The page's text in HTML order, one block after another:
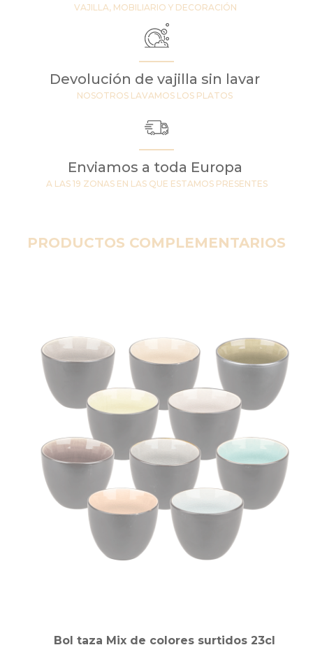
VAJILLA, MOBILIARIO Y DECORACIÓN
Devolución de vajilla sin lavar
NOSOTROS LAVAMOS LOS PLATOS
Enviamos a toda Europa
A LAS 19 ZONAS EN LAS QUE ESTAMOS PRESENTES
PRODUCTOS COMPLEMENTARIOS
Bol taza Mix de colores surtidos 23cl